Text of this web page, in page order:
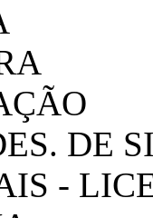
DE
-